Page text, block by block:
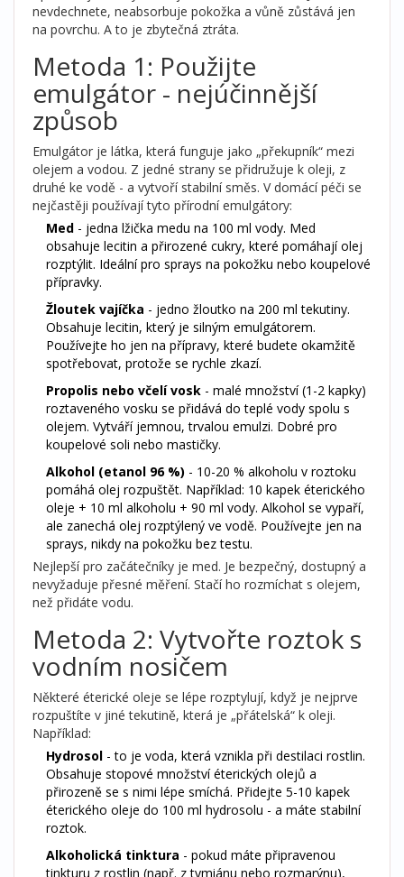
nevdechnete, neabsorbuje pokožka a vůně zůstává jen
na povrchu. A to je zbytečná ztráta.
Metoda 1: Použijte
emulgátor - nejúčinnější
způsob
Emulgátor je látka, která funguje jako „překupník“ mezi
olejem a vodou. Z jedné strany se přidružuje k oleji, z
druhé ke vodě - a vytvoří stabilní směs. V domácí péči se
nejčastěji používají tyto přírodní emulgátory:
Med - jedna lžička medu na 100 ml vody. Med
obsahuje lecitin a přirozené cukry, které pomáhají olej
rozptýlit. Ideální pro sprays na pokožku nebo koupelové
přípravky.
Žloutek vajíčka - jedno žloutko na 200 ml tekutiny.
Obsahuje lecitin, který je silným emulgátorem.
Používejte ho jen na přípravy, které budete okamžitě
spotřebovat, protože se rychle zkazí.
Propolis nebo včelí vosk - malé množství (1-2 kapky)
roztaveného vosku se přidává do teplé vody spolu s
olejem. Vytváří jemnou, trvalou emulzi. Dobré pro
koupelové soli nebo mastičky.
Alkohol (etanol 96 %) - 10-20 % alkoholu v roztoku
pomáhá olej rozpuštět. Například: 10 kapek éterického
oleje + 10 ml alkoholu + 90 ml vody. Alkohol se vypaří,
ale zanechá olej rozptýlený ve vodě. Používejte jen na
sprays, nikdy na pokožku bez testu.
Nejlepší pro začátečníky je med. Je bezpečný, dostupný a
nevyžaduje přesné měření. Stačí ho rozmíchat s olejem,
než přidáte vodu.
Metoda 2: Vytvořte roztok s
vodním nosičem
Některé éterické oleje se lépe rozptylují, když je nejprve
rozpuštíte v jiné tekutině, která je „přátelská“ k oleji.
Například:
Hydrosol - to je voda, která vznikla při destilaci rostlin.
Obsahuje stopové množství éterických olejů a
přirozeně se s nimi lépe smíchá. Přidejte 5-10 kapek
éterického oleje do 100 ml hydrosolu - a máte stabilní
roztok.
Alkoholická tinktura - pokud máte připravenou
tinkturu z rostlin (např. z tymiánu nebo rozmarýnu),